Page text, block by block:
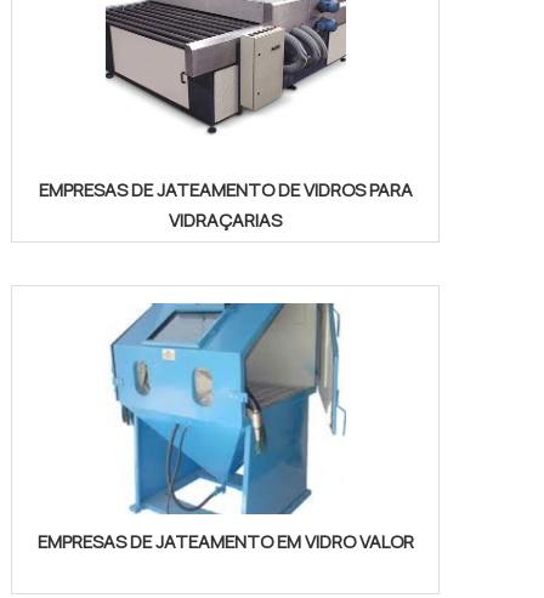
EMPRESAS DE JATEAMENTO DE VIDROS PARA
VIDRAÇARIAS
EMPRESAS DE JATEAMENTO EM VIDRO VALOR